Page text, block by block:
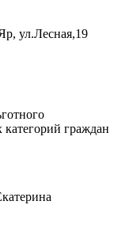
ул.Лесная,19
категорий граждан